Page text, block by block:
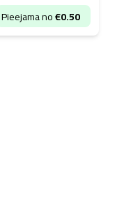
Pieejama no€0.50